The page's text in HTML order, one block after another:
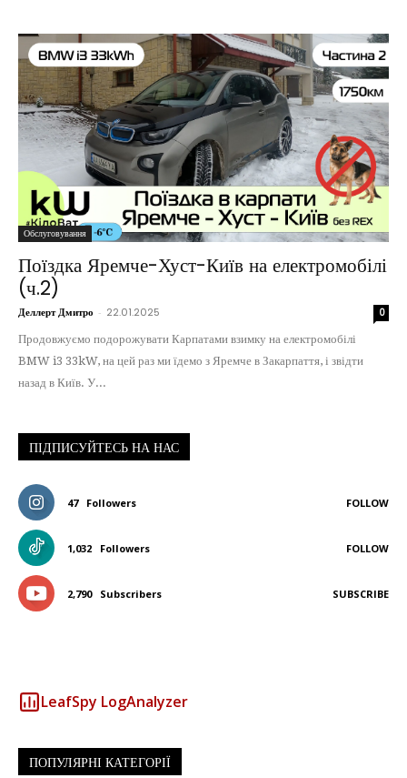
Обслуговування
Поїздка Яремче-Хуст-Київ на електромобілі
(ч.2)
Деллерт Дмитро - 22.01.2025
0
Продовжуємо подорожувати Карпатами взимку на електромобілі
BMW i3 33kW, на цей раз ми їдемо з Яремче в Закарпаття, і звідти
назад в Київ. У...
ПІДПИСУЙТЕСЬ НА НАС
47 Followers FOLLOW
1,032 Followers FOLLOW
2,790 Subscribers SUBSCRIBE
LeafSpy LogAnalyzer
ПОПУЛЯРНІ КАТЕГОРІЇ